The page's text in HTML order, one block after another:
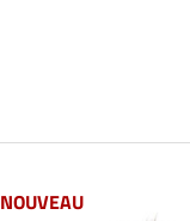
NOUVEAU